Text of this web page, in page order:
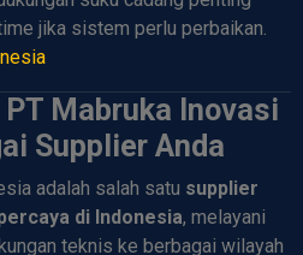
jika sistem perlu perbaikan.
Mabruka Inovasi
Supplier Anda
adalah salah satu supplier
di Indonesia, melayani
teknis ke berbagai wilayah